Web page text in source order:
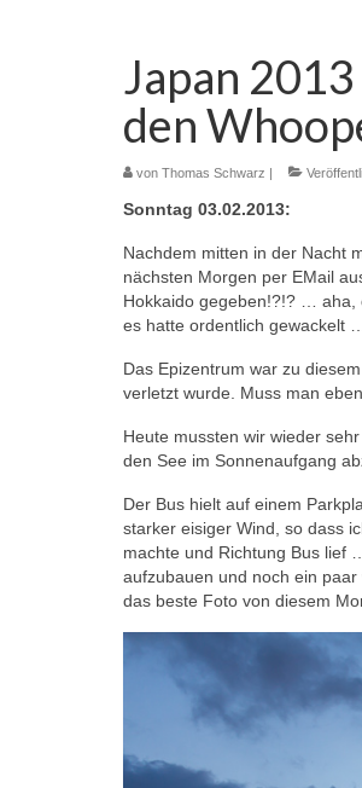
Japan
den
von Thomas Schwarz |
Sonntag 03.02.2013:
Nachdem mitten in der Nacht
nächsten Morgen per EMail
Hokkaido gegeben!?!? … aha,
es hatte ordentlich gewackelt
Das Epizentrum war zu
verletzt wurde. Muss man
Heute mussten wir wieder
den See im Sonnenaufgang
Der Bus hielt auf einem
starker eisiger Wind, so dass
machte und Richtung Bus lief
aufzubauen und noch ein
das beste Foto von diesem